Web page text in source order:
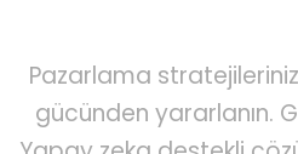
Pazarlama
gücünden yararlanın.